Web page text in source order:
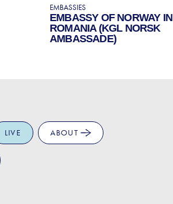
EMBASSIES
EMBASSY OF NORWAY IN
ROMANIA (KGL NORSK
AMBASSADE)
LIVE ABOUT